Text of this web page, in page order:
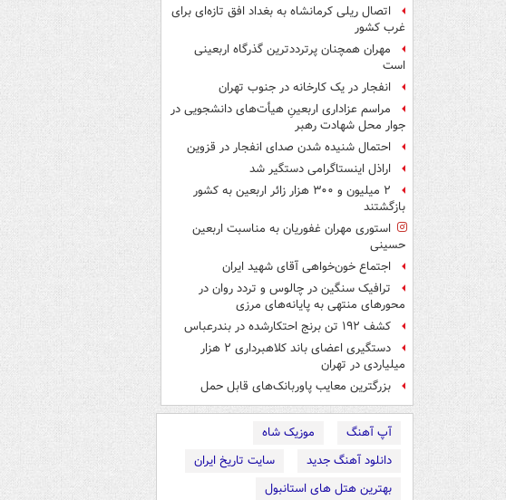
اتصال ریلی کرمانشاه به بغداد افق تازه‌ای برای
غرب کشور
مهران همچنان پرترددترین گذرگاه اربعینی
است
انفجار در یک کارخانه در جنوب تهران
مراسم عزاداری اربعینِ هیأت‌های دانشجویی در
جوار محل شهادت رهبر
احتمال شنیده شدن صدای انفجار در قزوین
اراذل اینستاگرامی دستگیر شد
۲ میلیون و ۳۰۰ هزار زائر اربعین به کشور
بازگشتند
استوری مهران غفوریان به مناسبت اربعین
حسینی
اجتماع خون‌خواهی آقای شهید ایران
ترافیک سنگین در چالوس و تردد روان در
محورهای منتهی به پایانه‌های مرزی
کشف ۱۹۲ تن برنج احتکارشده در بندرعباس
دستگیری اعضای باند کلاهبرداری ۲ هزار
میلیاردی در تهران
بزرگترین معایب پاوربانک‌های قابل حمل
آپ آهنگ
موزیک شاه
دانلود آهنگ جدید
سایت تاریخ ایران
بهترین هتل های استانبول